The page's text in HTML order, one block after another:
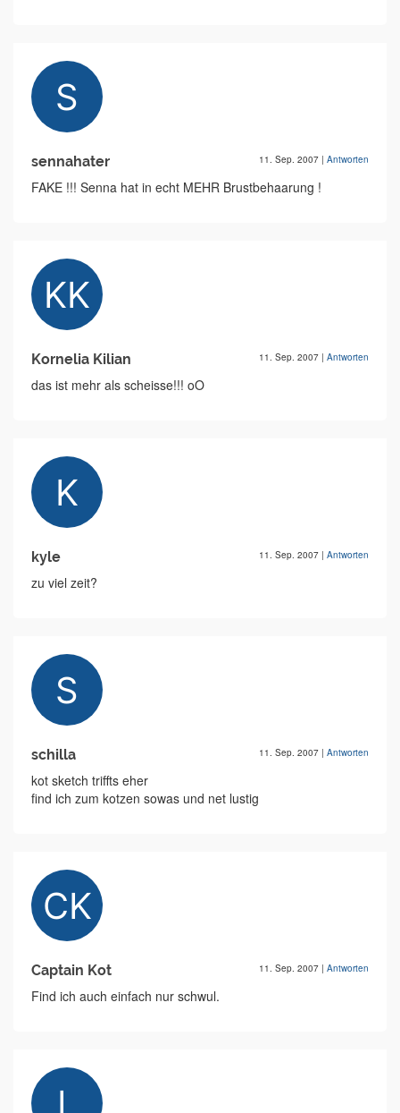
sennahater 11. Sep. 2007 | Antworten
FAKE !!! Senna hat in echt MEHR Brustbehaarung !
Kornelia Kilian 11. Sep. 2007 | Antworten
das ist mehr als scheisse!!! oO
kyle 11. Sep. 2007 | Antworten
zu viel zeit?
schilla 11. Sep. 2007 | Antworten
kot sketch triffts eher
find ich zum kotzen sowas und net lustig
Captain Kot 11. Sep. 2007 | Antworten
Find ich auch einfach nur schwul.